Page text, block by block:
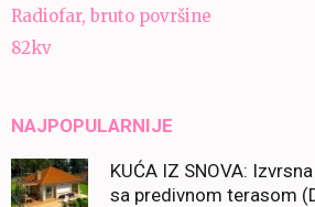
Radiofar, bruto površine
82kv
NAJPOPULARNIJE
KUĆA IZ SNOVA:
sa predivnom terasom